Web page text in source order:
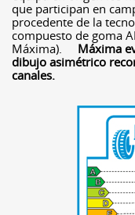
que participan en
procedente de la
compuesto de goma
Máxima). Máxima
dibujo asimétrico
canales.